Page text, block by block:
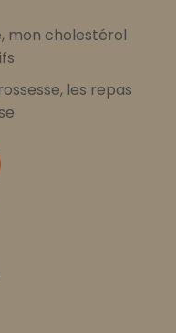
mon cholestérol
les repas